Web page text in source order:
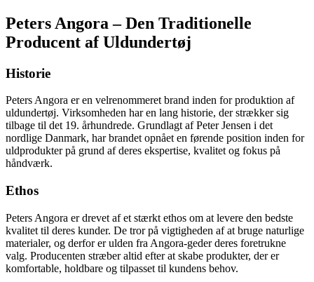
Peters Angora – Den Traditionelle
Producent af Uldundertøj
Historie
Peters Angora er en velrenommeret brand inden for produktion af
uldundertøj. Virksomheden har en lang historie, der strækker sig
tilbage til det 19. århundrede. Grundlagt af Peter Jensen i det
nordlige Danmark, har brandet opnået en førende position inden for
uldprodukter på grund af deres ekspertise, kvalitet og fokus på
håndværk.
Ethos
Peters Angora er drevet af et stærkt ethos om at levere den bedste
kvalitet til deres kunder. De tror på vigtigheden af at bruge naturlige
materialer, og derfor er ulden fra Angora-geder deres foretrukne
valg. Producenten stræber altid efter at skabe produkter, der er
komfortable, holdbare og tilpasset til kundens behov.